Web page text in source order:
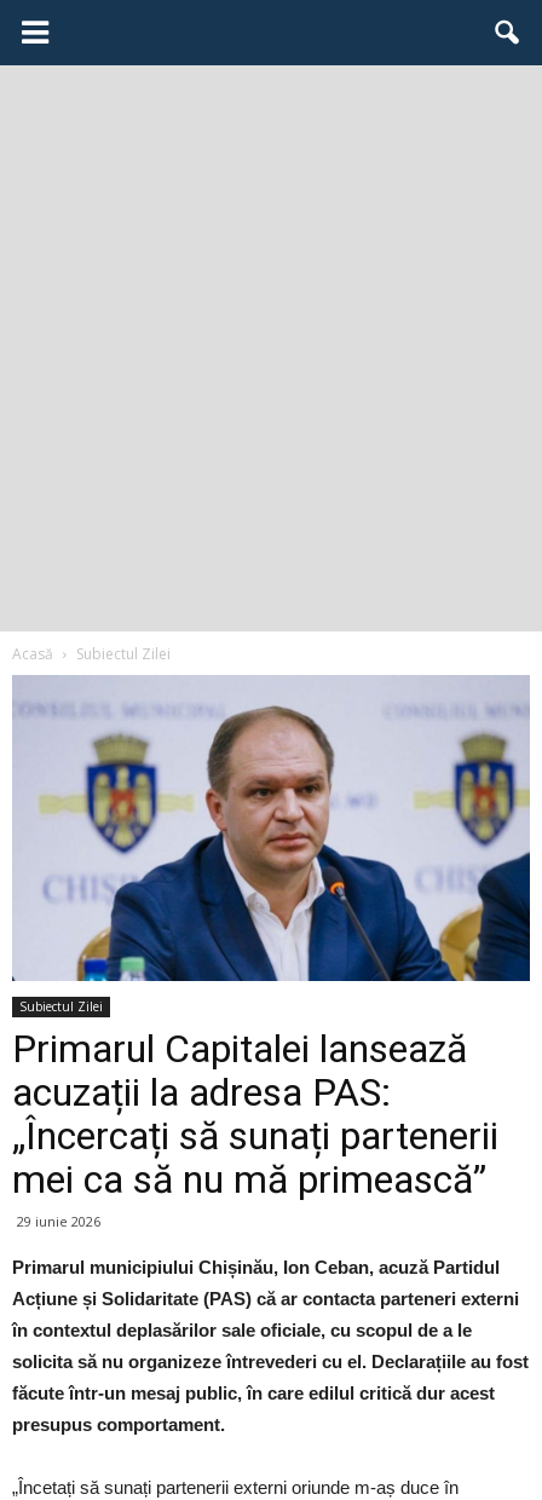
Acasă Subiectul Zilei
Subiectul Zilei
Primarul Capitalei lansează
acuzații la adresa PAS:
„Încercați să sunați partenerii
mei ca să nu mă primească”
29 iunie 2026
Primarul municipiului Chișinău, Ion Ceban, acuză Partidul
Acțiune și Solidaritate (PAS) că ar contacta parteneri externi
în contextul deplasărilor sale oficiale, cu scopul de a le
solicita să nu organizeze întrevederi cu el. Declarațiile au fost
făcute într-un mesaj public, în care edilul critică dur acest
presupus comportament.
„Încetați să sunați partenerii externi oriunde m-aș duce în